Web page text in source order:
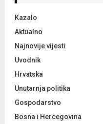
r
:
Kazalo
Aktualno
Najnovije vijesti
Uvodnik
Hrvatska
Unutarnja politika
Gospodarstvo
Bosna i Hercegovina